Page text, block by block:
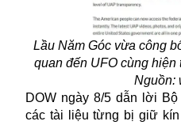
Lầu Năm Góc vừa công
quan đến UFO cùng
Nguồn:
DOW ngày 8/5 dẫn lời
các tài liệu từng bị giữ